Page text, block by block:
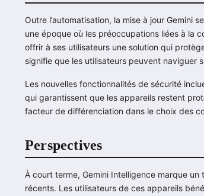
Outre l’automatisation, la mise à jour Gemini
une époque où les préoccupations liées à la
offrir à ses utilisateurs une solution qui
signifie que les utilisateurs peuvent naviguer
Les nouvelles fonctionnalités de sécurité
qui garantissent que les appareils restent
facteur de différenciation dans le choix des
Perspectives
À court terme, Gemini Intelligence marque
récents. Les utilisateurs de ces appareils